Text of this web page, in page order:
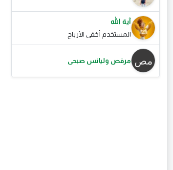
آية الله
المستخدم أخفى الأرباح
مرقص وليانس صبحى